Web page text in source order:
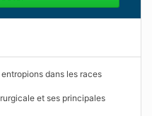
dans les races
et ses principales